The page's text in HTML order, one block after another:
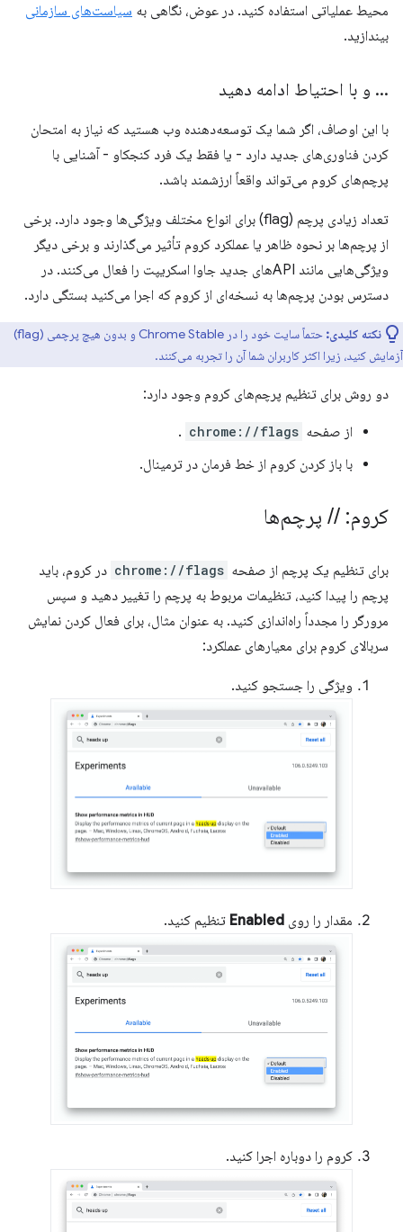
محیط عملیاتی استفاده کنید. در عوض، نگاهی به سیاست‌های سازمانی
بیندازید.
.
.
. و با احتیاط ادامه دهید
با این اوصاف، اگر شما یک توسعه‌دهنده وب هستید که نیاز به امتحان
کردن فناوری‌های جدید دارد - یا فقط یک فرد کنجکاو - آشنایی با
پرچم‌های کروم می‌تواند واقعاً ارزشمند باشد.
تعداد زیادی پرچم (flag) برای انواع مختلف ویژگی‌ها وجود دارد. برخی
از پرچم‌ها بر نحوه ظاهر یا عملکرد کروم تأثیر می‌گذارند و برخی دیگر
ویژگی‌هایی مانند APIهای جدید جاوا اسکریپت را فعال می‌کنند. در
دسترس بودن پرچم‌ها به نسخه‌ای از کروم که اجرا می‌کنید بستگی دارد.
نکته کلیدی:
حتماً سایت خود را در Chrome Stable و بدون هیچ پرچمی (flag)
آزمایش کنید، زیرا اکثر کاربران شما آن را تجربه می‌کنند.
دو روش برای تنظیم پرچم‌های کروم وجود دارد:
از صفحه chrome://flags
.
با باز کردن کروم از خط فرمان در ترمینال.
کروم: /
/ پرچم‌ها
برای تنظیم یک پرچم از صفحه chrome://flags در کروم، باید
پرچم را پیدا کنید، تنظیمات مربوط به پرچم را تغییر دهید و سپس
مرورگر را مجدداً راه‌اندازی کنید. به عنوان مثال، برای فعال کردن نمایش
سربالای کروم برای معیارهای عملکرد:
ویژگی را جستجو کنید.
مقدار را روی Enabled تنظیم کنید.
کروم را دوباره اجرا کنید.